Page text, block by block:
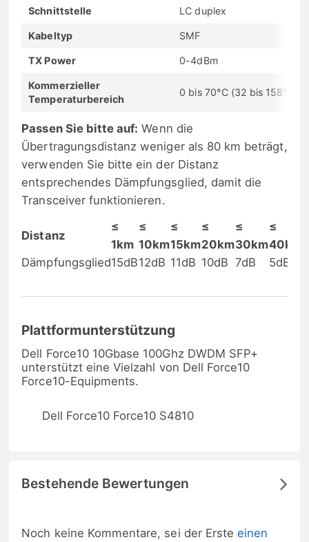
Schnittstelle LC duplex
Kabeltyp SMF
TX Power 0-4dBm
Kommerzieller
Temperaturbereich
0 bis 70°C (32 bis 158°F)
Passen Sie bitte auf: Wenn die
Übertragungsdistanz weniger als 80 km beträgt,
verwenden Sie bitte ein der Distanz
entsprechendes Dämpfungsglied, damit die
Transceiver funktionieren.
Distanz
≤
1km
≤
10km
≤
15km
≤
20km
≤
30km
≤
40km
Dämpfungsglied15dB12dB 11dB 10dB 7dB 5dB
Plattformunterstützung
Dell Force10 10Gbase 100Ghz DWDM SFP+
unterstützt eine Vielzahl von Dell Force10
Force10-Equipments.
Dell Force10 Force10 S4810
Bestehende Bewertungen
Noch keine Kommentare, sei der Ersteeinen